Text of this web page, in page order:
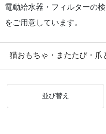
電動給水器・フィルターの
をご用意しています。
猫おもちゃ・またたび・爪
並び替え